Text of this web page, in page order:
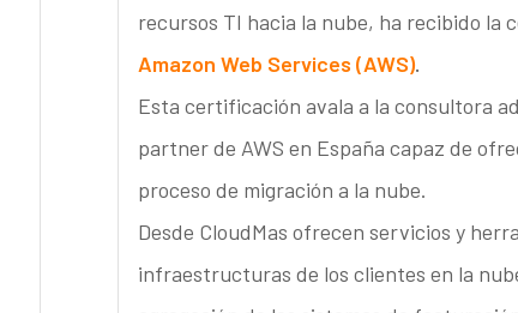
recursos TI hacia la nube, ha recibido
Amazon Web Services (AWS).
Esta certificación avala a la consultora
partner de AWS en España capaz de
proceso de migración a la nube.
Desde CloudMas ofrecen servicios y
infraestructuras de los clientes en la